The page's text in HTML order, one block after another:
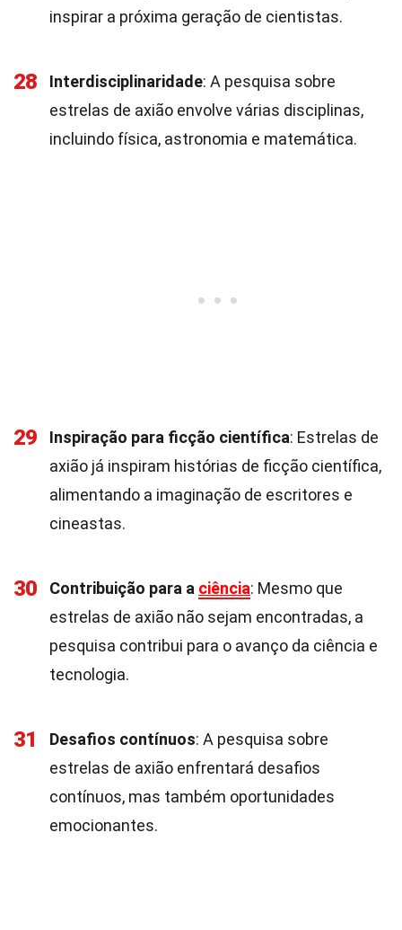
inspirar a próxima geração de cientistas.
28 Interdisciplinaridade: A pesquisa sobre
estrelas de axião envolve várias disciplinas,
incluindo física, astronomia e matemática.
29 Inspiração para ficção científica: Estrelas de
axião já inspiram histórias de ficção científica,
alimentando a imaginação de escritores e
cineastas.
30 Contribuição para a ciência: Mesmo que
estrelas de axião não sejam encontradas, a
pesquisa contribui para o avanço da ciência e
tecnologia.
31 Desafios contínuos: A pesquisa sobre
estrelas de axião enfrentará desafios
contínuos, mas também oportunidades
emocionantes.